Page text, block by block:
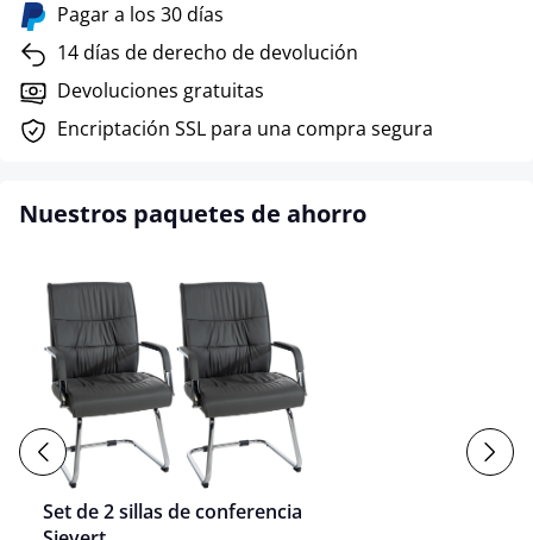
Pagar a los 30 días
14 días de derecho de devolución
Devoluciones gratuitas
Encriptación SSL para una compra segura
Nuestros paquetes de ahorro
Set de 2 sillas de conferencia